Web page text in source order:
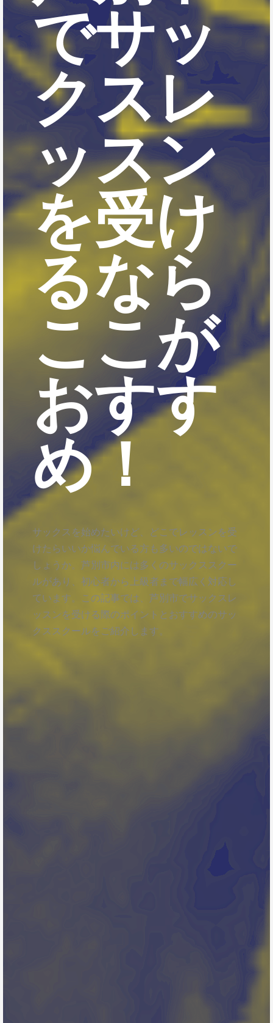
でサッ
クスレ
ッスン
を受け
るなら
ここが
おすす
め！
サックスを始めたいけど、どこでレッスンを受
けたらいいか悩んでいる方も多いのではないで
しょうか。芦別市内には多くのサックススクー
ルがあり、初心者から上級者まで幅広く対応し
ています。この記事では、芦別市でサックスレ
ッスンを受ける際のポイントとおすすめのサッ
クススクールをご紹介します。